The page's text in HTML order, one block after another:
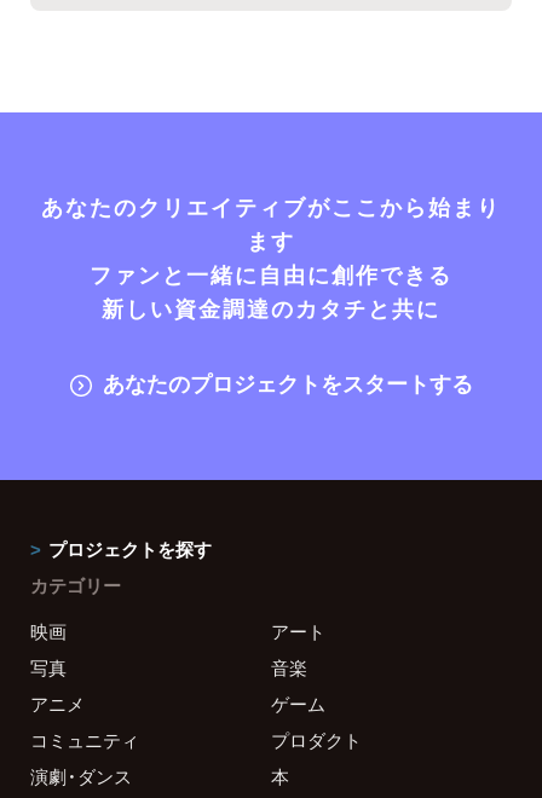
あなたのクリエイティブがここから始まり
ます
ファンと一緒に自由に創作できる
新しい資金調達のカタチと共に
あなたのプロジェクトをスタートする
プロジェクトを探す
カテゴリー
映画
アート
写真
音楽
アニメ
ゲーム
コミュニティ
プロダクト
演劇・ダンス
本